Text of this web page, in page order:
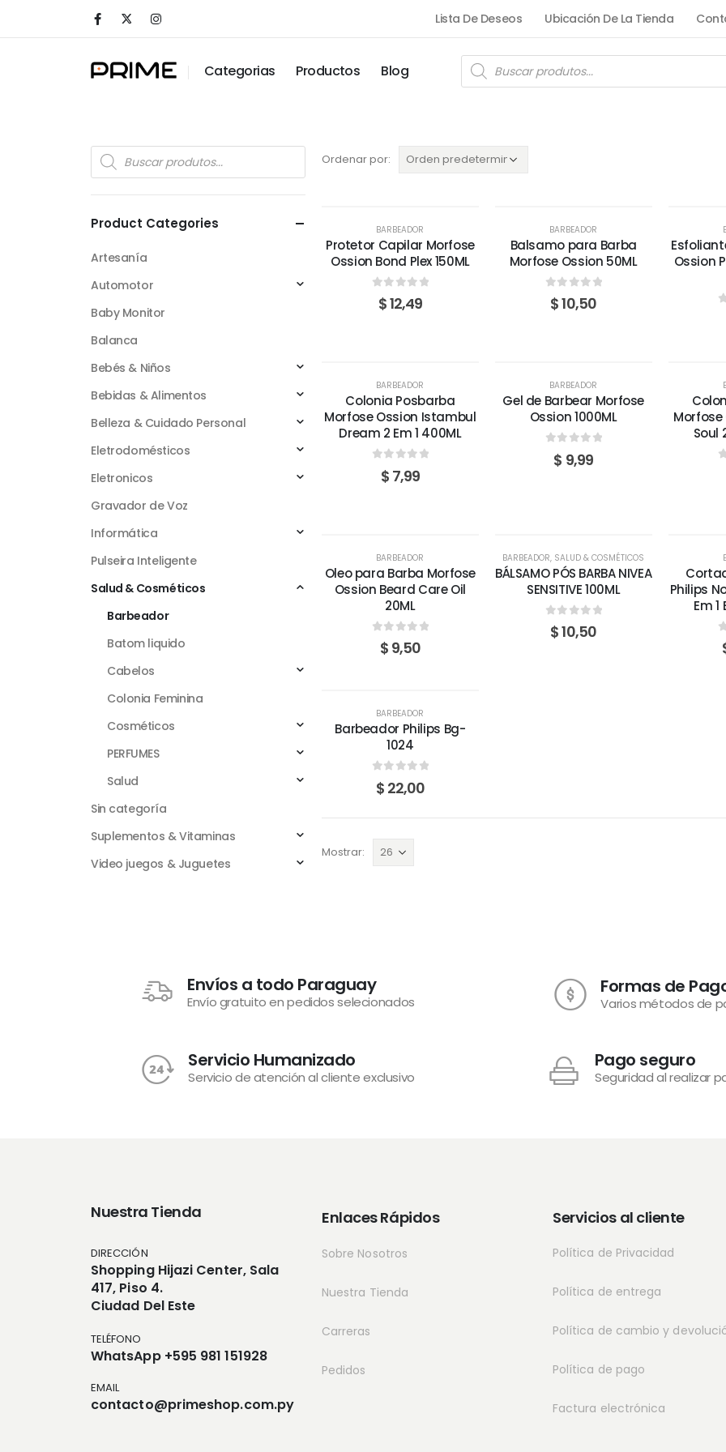
Lista De Deseos Ubicación De La Tienda
Categorias Productos Blog
Ordenar por:
BARBEADOR
Protetor Capilar Morfose
Ossion Bond Plex 150ML
out of 5
$12,49
BARBEADOR
Balsamo para Barba
Morfose Ossion 50ML
0out of 5
$10,50
Ossion
BARBEADOR
Colonia Posbarba
Morfose Ossion Istambul
Dream 2 Em 1 400ML
out of 5
$ 7,99
BARBEADOR
Gel de Barbear Morfose
Ossion 1000ML
out of 5
$ 9,99
Morfose
Soul
BARBEADOR
Oleo para Barba Morfose
Ossion Beard Care Oil
20ML
out of 5
$ 9,50
BARBEADOR, SALUD & COSMÉTICOS
BÁLSAMO PÓS BARBA NIVEA
SENSITIVE 100ML
0out of 5
$10,50
Philips
Em
0
BARBEADOR
Barbeador Philips Bg-
1024
0out of 5
$ 22,00
Mostrar:
Product Categories
Artesanía
Automotor
Baby Monitor
Balanca
Bebés & Niños
Bebidas & Alimentos
Belleza & Cuidado Personal
Eletrodomésticos
Eletronicos
Gravador de Voz
Informática
Pulseira Inteligente
Salud & Cosméticos
Barbeador
Batom liquido
Cabelos
Colonia Feminina
Cosméticos
PERFUMES
Salud
Sin categoría
Suplementos & Vitaminas
Video juegos & Juguetes
Envíos a todo Paraguay
Envío gratuito en pedidos selecionados
Formas de
Varios métodos de
Servicio Humanizado
Servicio de atención al cliente exclusivo
Pago seguro
Seguridad al realizar
Nuestra Tienda
DIRECCIÓN
Shopping Hijazi Center, Sala
417, Piso 4.
Ciudad Del Este
TELÉFONO
WhatsApp +595 981 151928
EMAIL
contacto@primeshop.com.py
Enlaces Rápidos
Sobre Nosotros
Nuestra Tienda
Carreras
Pedidos
Servicios al cliente
Política de Privacidad
Política de entrega
Política de cambio y
Política de pago
Factura electrónica